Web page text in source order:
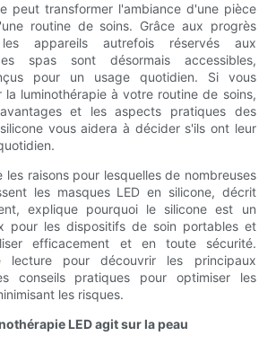
peut transformer l'ambiance d'une pièce
routine de soins. Grâce aux progrès
les appareils autrefois réservés aux
spas sont désormais accessibles,
pour un usage quotidien. Si vous
la luminothérapie à votre routine de soins,
et les aspects pratiques des
vous aidera à décider s'ils ont leur
les raisons pour lesquelles de nombreuses
les masques LED en silicone, décrit
explique pourquoi le silicone est un
pour les dispositifs de soin portables et
efficacement et en toute sécurité.
lecture pour découvrir les principaux
conseils pratiques pour optimiser les
les risques.
LED agit sur la peau